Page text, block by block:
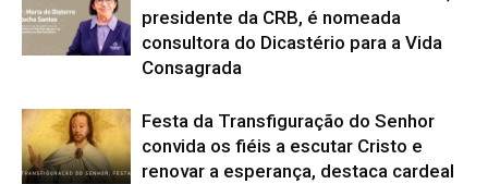
presidente da CRB, é nomeada
consultora do Dicastério para a Vida
Consagrada
Festa da Transfiguração do Senhor
convida os fiéis a escutar Cristo e
renovar a esperança, destaca cardeal